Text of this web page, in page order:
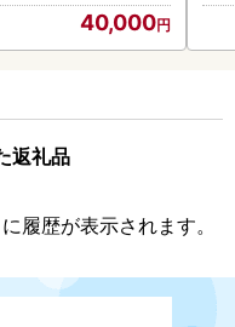
40,000
返礼品
履歴が表示されます。